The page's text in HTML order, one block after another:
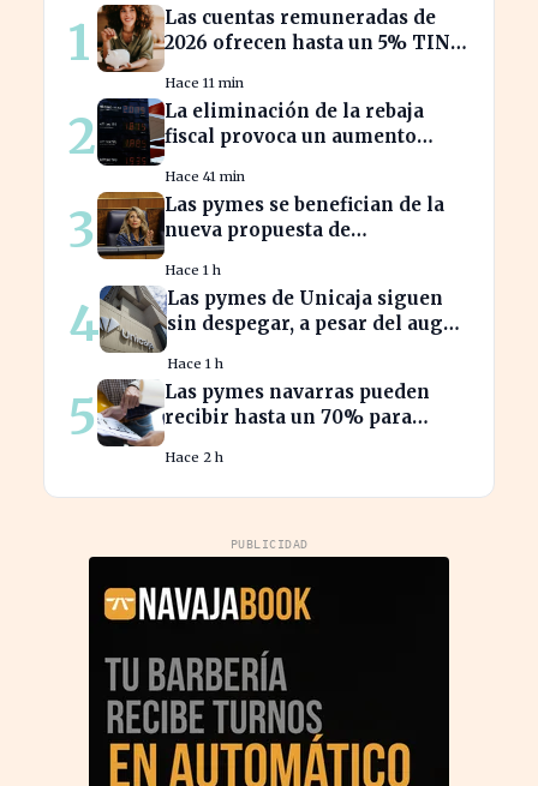
1
Las cuentas remuneradas de
2026 ofrecen hasta un 5% TIN:
Hace 11 min
2
La eliminación de la rebaja
fiscal provoca un aumento
carburante este verano
Hace 41 min
3
Las pymes se benefician de la
nueva propuesta de
Hace 1 h
4
Las pymes de Unicaja siguen
sin despegar, a pesar del auge
Hace 1 h
5
Las pymes navarras pueden
recibir hasta un 70% para
procesos
Hace 2 h
PUBLICIDAD